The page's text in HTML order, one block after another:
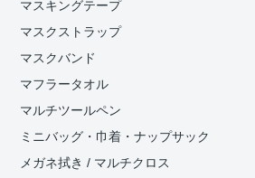
マスキングテープ
マスクストラップ
マスクバンド
マフラータオル
マルチツールペン
ミニバッグ・巾着・ナップサック
メガネ拭き / マルチクロス